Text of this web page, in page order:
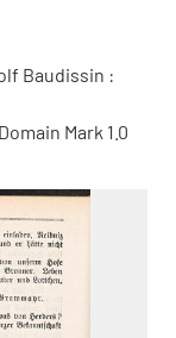
Baudissin :
Mark 1.0